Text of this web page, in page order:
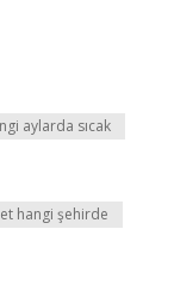
aylarda sıcak
hangi şehirde